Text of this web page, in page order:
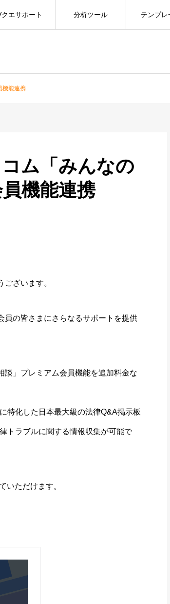
クエサポート 分析ツール テンプレ
機能連携
コム「みんなの
機能連携
ざいます。
員の皆さまにさらなるサポートを提供
談」プレミアム会員機能を追加料金な
特化した日本最大級の法律Q&A掲示板
トラブルに関する情報収集が可能で
いただけます。